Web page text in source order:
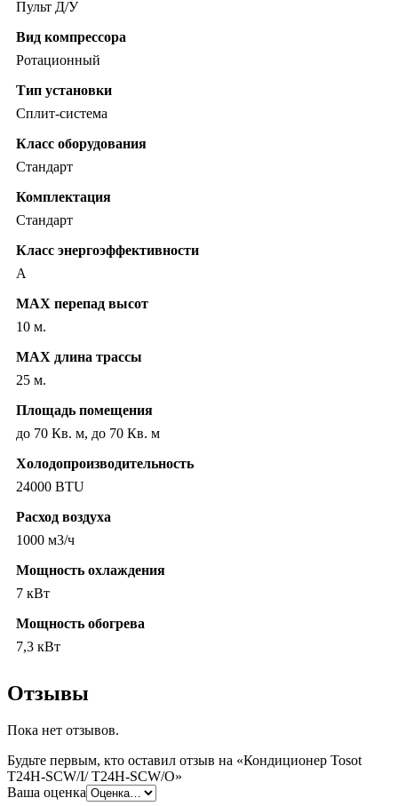
Пульт Д/У
Вид компрессора
Ротационный
Тип установки
Сплит-система
Класс оборудования
Стандарт
Комплектация
Стандарт
Класс энергоэффективности
A
MAX перепад высот
10 м.
MAX длина трассы
25 м.
Площадь помещения
до 70 Кв. м, до 70 Кв. м
Холодопроизводительность
24000 BTU
Расход воздуха
1000 м3/ч
Мощность охлаждения
7 кВт
Мощность обогрева
7,3 кВт
Отзывы
Пока нет отзывов.
Будьте первым, кто оставил отзыв на «Кондиционер Tosot
T24H-SCW/I/ T24H-SCW/O»
Ваша оценка